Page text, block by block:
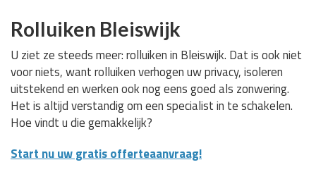
Rolluiken Bleiswijk
U ziet ze steeds meer: rolluiken in Bleiswijk. Dat is ook niet
voor niets, want rolluiken verhogen uw privacy, isoleren
uitstekend en werken ook nog eens goed als zonwering.
Het is altijd verstandig om een specialist in te schakelen.
Hoe vindt u die gemakkelijk?
Start nu uw gratis offerteaanvraag!